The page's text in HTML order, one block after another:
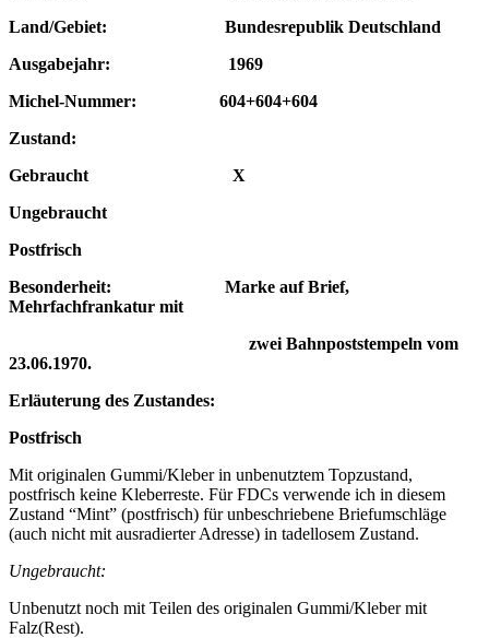
Land/Gebiet: Bundesrepublik Deutschland
Ausgabejahr: 1969
Michel-Nummer: 604+604+604
Zustand:
Gebraucht X
Ungebraucht
Postfrisch
Besonderheit: Marke auf Brief,
Mehrfachfrankatur mit
zwei Bahnpoststempeln vom
23.06.1970.
Erläuterung des Zustandes:
Postfrisch
Mit originalen Gummi/Kleber in unbenutztem Topzustand,
postfrisch keine Kleberreste. Für FDCs verwende ich in diesem
Zustand “Mint” (postfrisch) für unbeschriebene Briefumschläge
(auch nicht mit ausradierter Adresse) in tadellosem Zustand.
Ungebraucht:
Unbenutzt noch mit Teilen des originalen Gummi/Kleber mit
Falz(Rest).